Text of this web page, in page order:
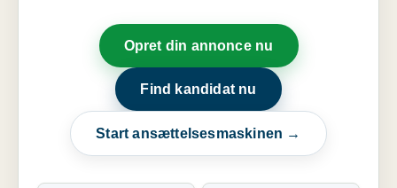
Opret din annonce nu
Find kandidat nu
Start ansættelsesmaskinen →